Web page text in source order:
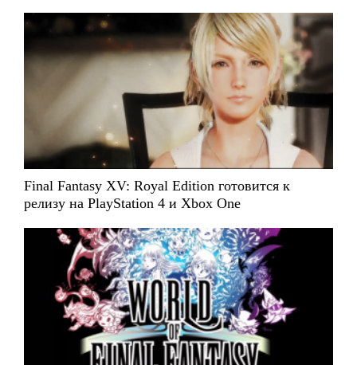
Final Fantasy XV: Royal Edition готовится к
релизу на PlayStation 4 и Xbox One